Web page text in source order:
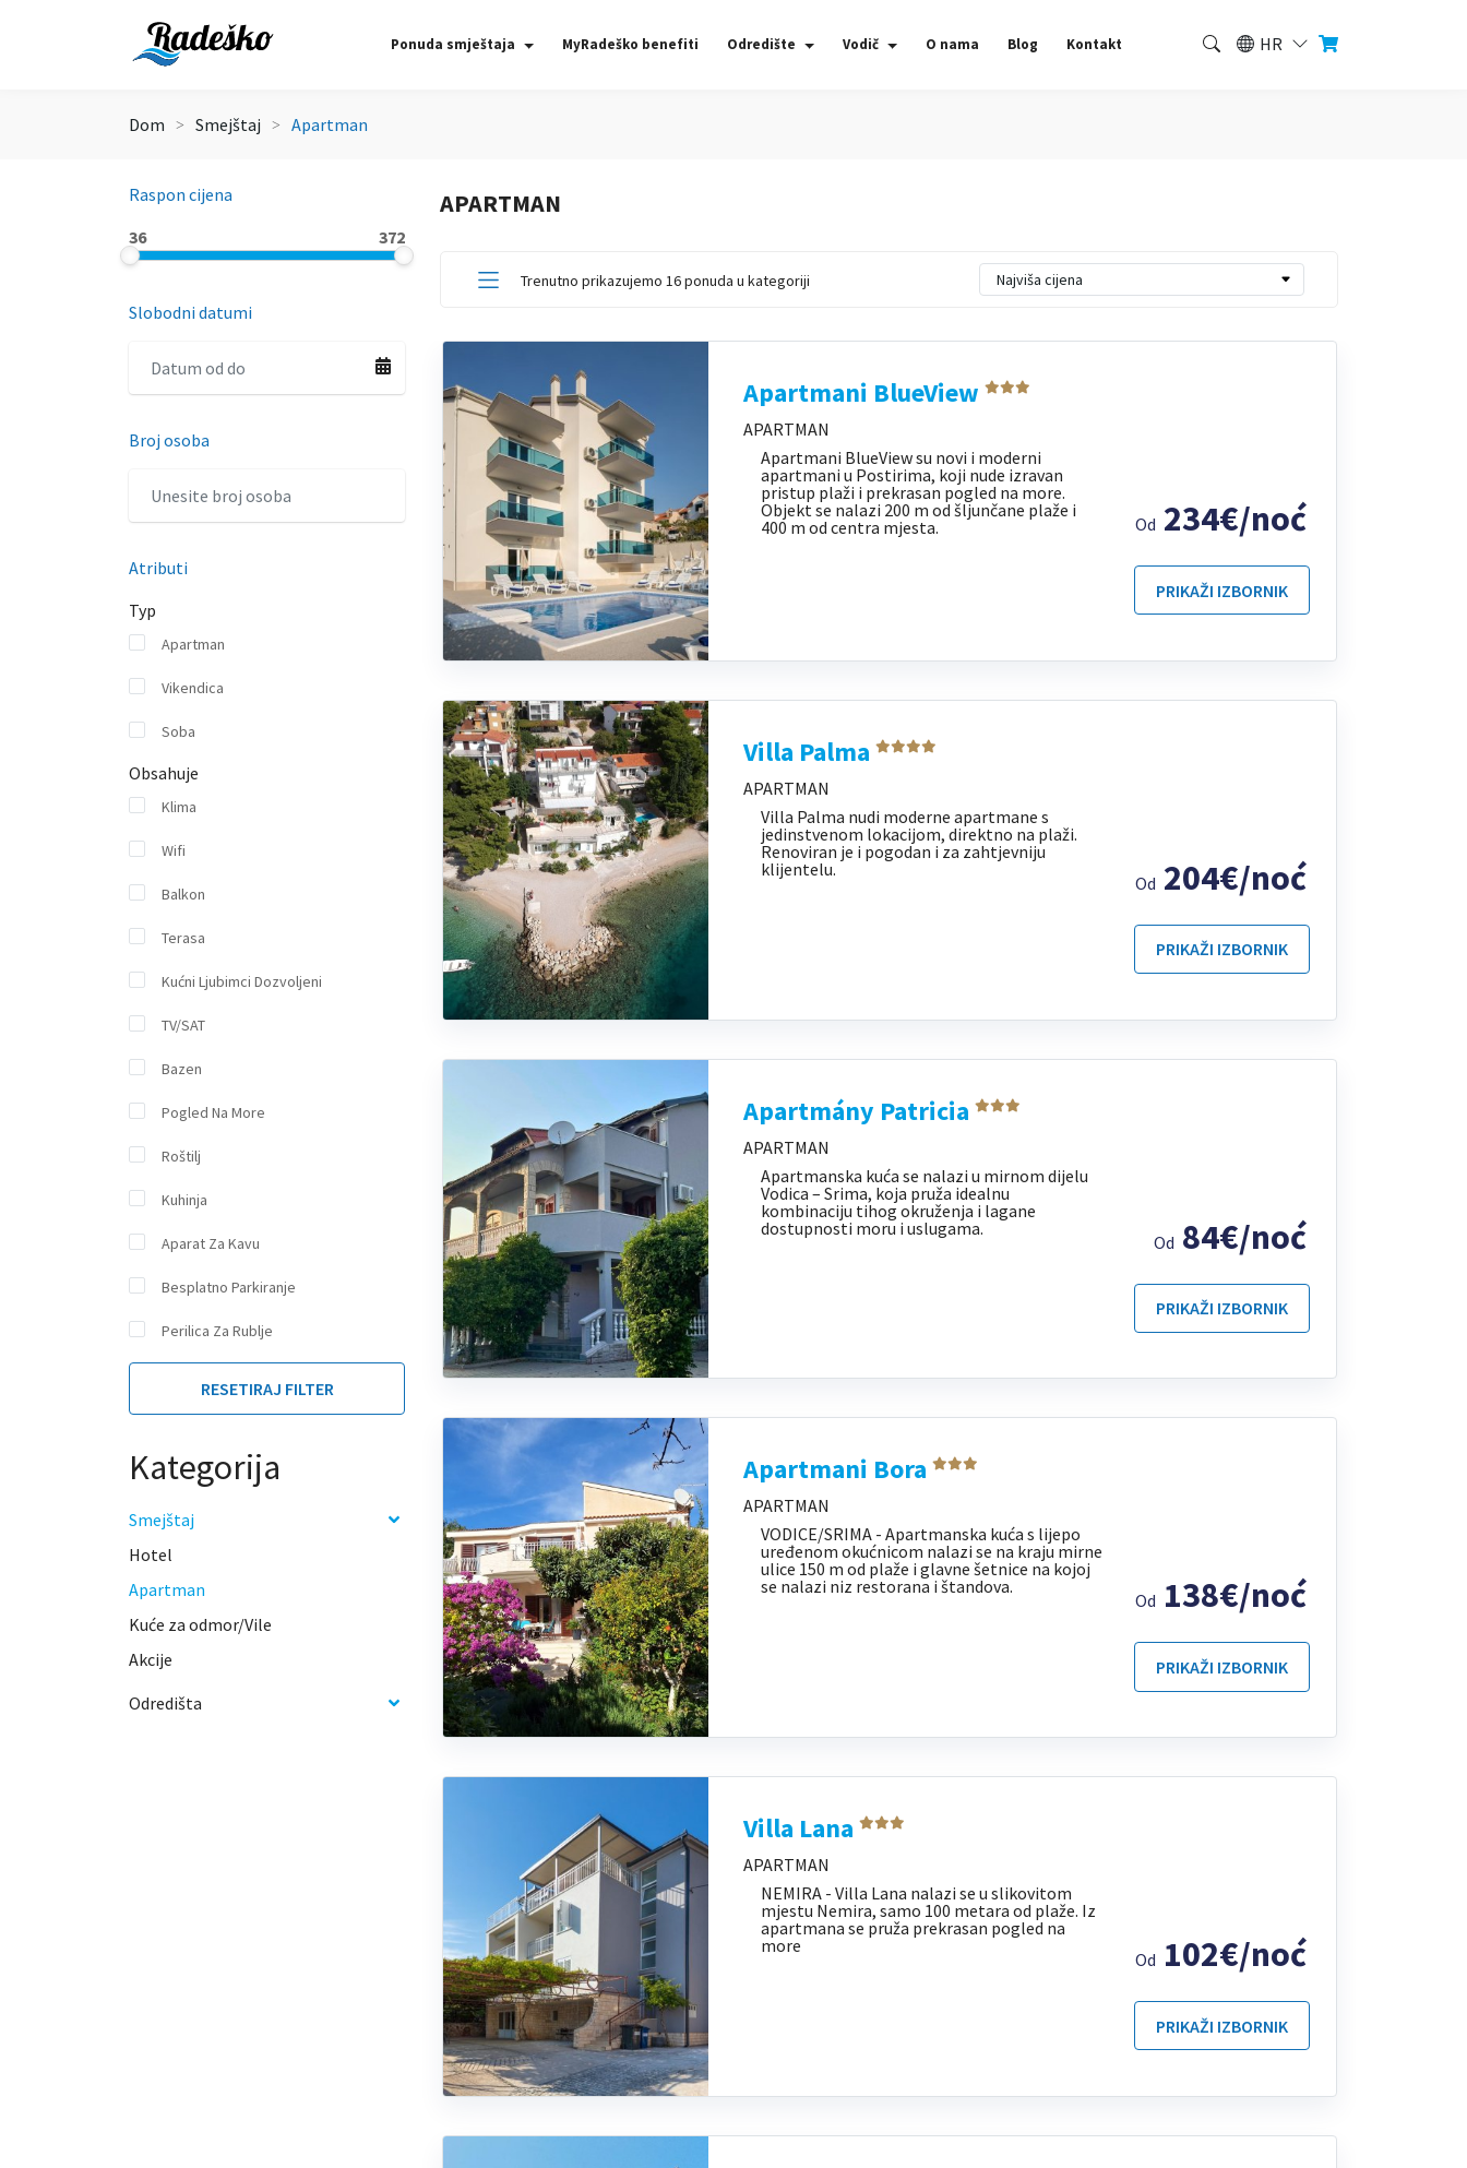
Ponuda smještaja MyRadeško benefiti Odredište Vodič O nama Blog Kontakt HR
Dom Smejštaj Apartman
Raspon cijena
36
372
Slobodni datumi
Broj osoba
Atributi
Typ
Apartman
Vikendica
Soba
Obsahuje
Klima
Wifi
Balkon
Terasa
Kućni Ljubimci Dozvoljeni
TV/SAT
Bazen
Pogled Na More
Roštilj
Kuhinja
Aparat Za Kavu
Besplatno Parkiranje
Perilica Za Rublje
RESETIRAJ FILTER
Kategorija
Smejštaj
Hotel
Apartman
Kuće za odmor/Vile
Akcije
Odredišta
APARTMAN
Trenutno prikazujemo 16 ponuda u kategoriji
Apartmani BlueView
APARTMAN
Apartmani BlueView su novi i moderni
apartmani u Postirima, koji nude izravan
pristup plaži i prekrasan pogled na more.
Objekt se nalazi 200 m od šljunčane plaže i
400 m od centra mjesta.
Od 234€/noć
PRIKAŽI IZBORNIK
Villa Palma
APARTMAN
Villa Palma nudi moderne apartmane s
jedinstvenom lokacijom, direktno na plaži.
Renoviran je i pogodan i za zahtjevniju
klijentelu.
Od 204€/noć
PRIKAŽI IZBORNIK
Apartmány Patricia
APARTMAN
Apartmanska kuća se nalazi u mirnom dijelu
Vodica – Srima, koja pruža idealnu
kombinaciju tihog okruženja i lagane
dostupnosti moru i uslugama.
Od 84€/noć
PRIKAŽI IZBORNIK
Apartmani Bora
APARTMAN
VODICE/SRIMA - Apartmanska kuća s lijepo
uređenom okućnicom nalazi se na kraju mirne
ulice 150 m od plaže i glavne šetnice na kojoj
se nalazi niz restorana i štandova.
Od 138€/noć
PRIKAŽI IZBORNIK
Villa Lana
APARTMAN
NEMIRA - Villa Lana nalazi se u slikovitom
mjestu Nemira, samo 100 metara od plaže. Iz
apartmana se pruža prekrasan pogled na
more
Od 102€/noć
PRIKAŽI IZBORNIK